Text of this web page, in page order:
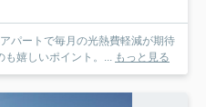
パートで毎月の光熱費軽減が期待
も嬉しいポイント。... もっと見る